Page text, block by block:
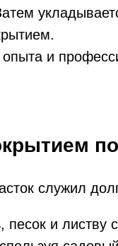
и
служил
песок и